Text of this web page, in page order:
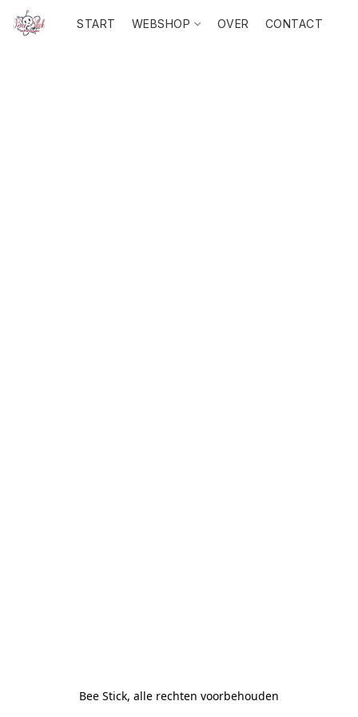
START WEBSHOP OVER CONTACT
Bee Stick, alle rechten voorbehouden